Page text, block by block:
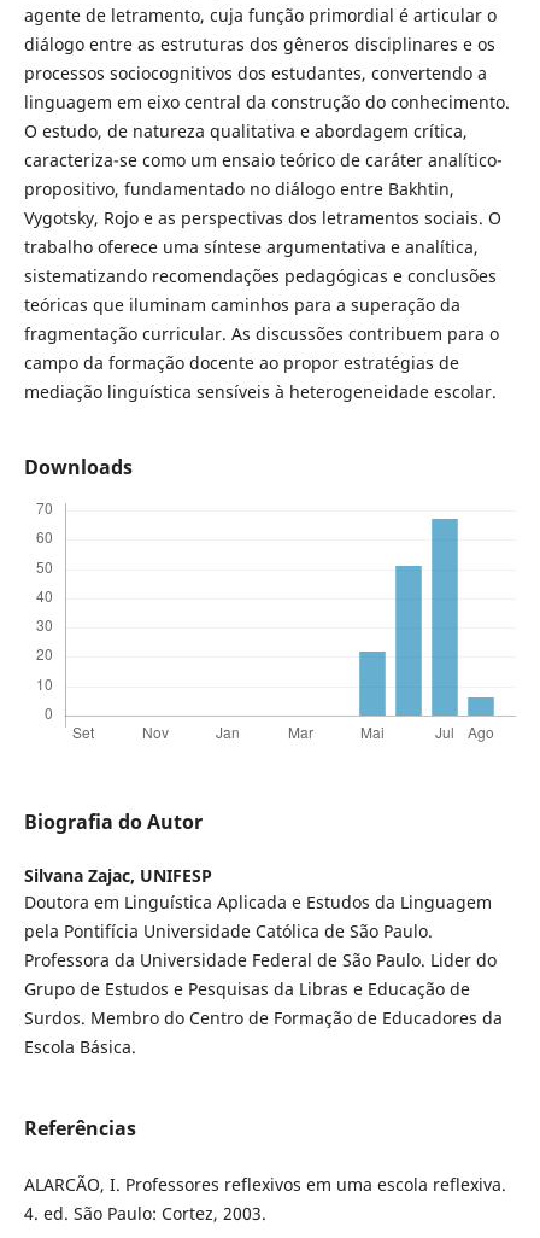
agente de letramento, cuja função primordial é articular o
diálogo entre as estruturas dos gêneros disciplinares e os
processos sociocognitivos dos estudantes, convertendo a
linguagem em eixo central da construção do conhecimento.
O estudo, de natureza qualitativa e abordagem crítica,
caracteriza-se como um ensaio teórico de caráter analítico-
propositivo, fundamentado no diálogo entre Bakhtin,
Vygotsky, Rojo e as perspectivas dos letramentos sociais. O
trabalho oferece uma síntese argumentativa e analítica,
sistematizando recomendações pedagógicas e conclusões
teóricas que iluminam caminhos para a superação da
fragmentação curricular. As discussões contribuem para o
campo da formação docente ao propor estratégias de
mediação linguística sensíveis à heterogeneidade escolar.
Downloads
Biografia do Autor
Silvana Zajac, UNIFESP
Doutora em Linguística Aplicada e Estudos da Linguagem
pela Pontifícia Universidade Católica de São Paulo.
Professora da Universidade Federal de São Paulo. Lider do
Grupo de Estudos e Pesquisas da Libras e Educação de
Surdos. Membro do Centro de Formação de Educadores da
Escola Básica.
Referências
ALARCÃO, I. Professores reflexivos em uma escola reflexiva.
4. ed. São Paulo: Cortez, 2003.